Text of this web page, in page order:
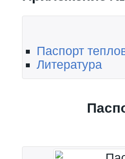
Паспорт
Литература